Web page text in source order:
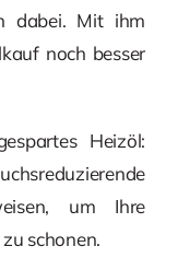
dabei. Mit ihm
noch besser
Heizöl:
um Ihre
schonen.